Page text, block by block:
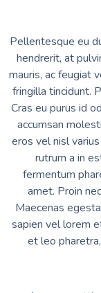
Pellentesque eu
hendrerit, at
mauris, ac feugiat
fringilla tincidunt.
Cras eu purus id
accumsan
eros vel nisl
rutrum a in
fermentum
amet. Proin
Maecenas
sapien vel lorem
et leo